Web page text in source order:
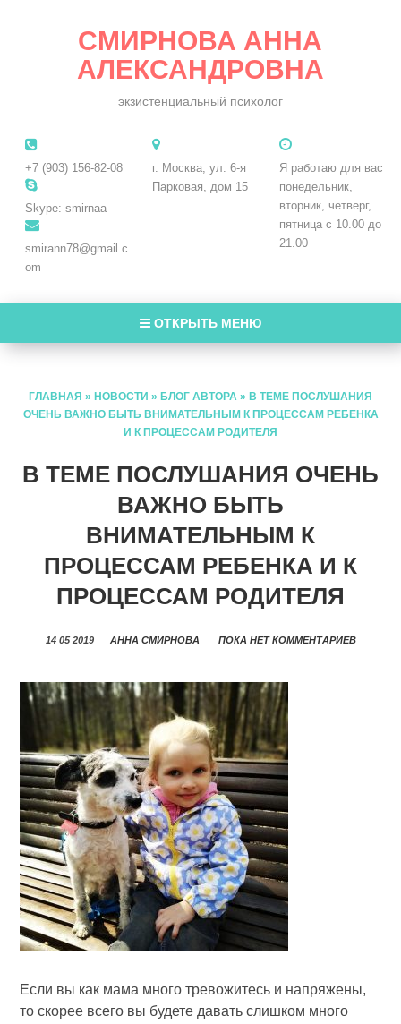
СМИРНОВА АННА
АЛЕКСАНДРОВНА
экзистенциальный психолог
Я работаю для вас
понедельник,
вторник, четверг,
пятница с 10.00 до
21.00
г. Москва, ул. 6-я
Парковая, дом 15
+7 (903) 156-82-08
Skype: smirnaa
smirann78@gmail.c
om
ОТКРЫТЬ МЕНЮ
ГЛАВНАЯ » НОВОСТИ » БЛОГ АВТОРА » В ТЕМЕ ПОСЛУШАНИЯ
ОЧЕНЬ ВАЖНО БЫТЬ ВНИМАТЕЛЬНЫМ К ПРОЦЕССАМ РЕБЕНКА
И К ПРОЦЕССАМ РОДИТЕЛЯ
В ТЕМЕ ПОСЛУШАНИЯ ОЧЕНЬ
ВАЖНО БЫТЬ
ВНИМАТЕЛЬНЫМ К
ПРОЦЕССАМ РЕБЕНКА И К
ПРОЦЕССАМ РОДИТЕЛЯ
14 05 2019 АННА СМИРНОВА ПОКА НЕТ КОММЕНТАРИЕВ
Если вы как мама много тревожитесь и напряжены,
то скорее всего вы будете давать слишком много